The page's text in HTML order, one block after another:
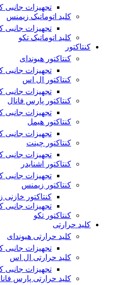
تجهیزات جانبی
کلید اتوماتیک زیمنس
تجهیزات جانبی
کلید اتوماتیک تکو
کنتاکتور
کنتاکتور هیوندای
تجهیزات جانبی
کنتاکتور ال اس
تجهیزات جانبی
کنتاکتور پارس فانال
تجهیزات جانبی
کنتاکتور هیمل
تجهیزات جانبی
کنتاکتور چینت
تجهیزات جانبی
کنتاکتور اشنایدر
تجهیزات جانبی
کنتاکتور زیمنس
کنتاکتور
تجهیزات جانبی
کنتاکتور تکو
کلید حرارتی
کلید حرارتی هیوندای
تجهیزات جانبی
کلید حرارتی ال اس
تجهیزات جانبی
کلید حرارتی پارس